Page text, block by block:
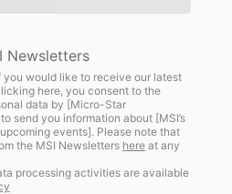
Newsletters
you would like to receive our latest
here, you consent to the
data by [Micro-Star
send you information about [MSI’s
events]. Please note that
the MSI Newsletters hereat any
processing activities are available